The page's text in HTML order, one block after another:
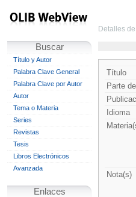
Buscar
Título y Autor
Palabra Clave General
Palabra Clave por Autor
Autor
Tema o Materia
Series
Revistas
Tesis
Libros Electrónicos
Avanzada
Enlaces
Detalles
Título
Parte de
Idioma
Nota(s)